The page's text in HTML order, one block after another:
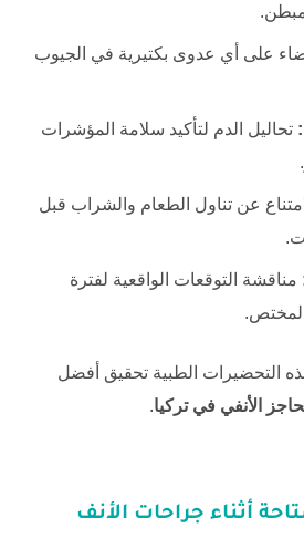
على أي عدوى بكتيرية في الجيوب
تحاليل الدم لتأكيد سلامة المؤشرات
عن تناول الطعام والشراب قبل
مناقشة التوقعات الواقعية لفترة
المختص.
التحضيرات الطبية تحقيق أفضل
الأنفي في تركيا.
أثناء جراحات الأنف